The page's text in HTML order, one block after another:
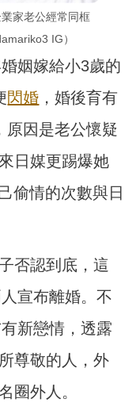
家老公經常同框
IG）
姻嫁給小3歲的
閃婚 ，婚後育有
原因是老公懷疑
日媒更踢爆她
偷情的次數與日
否認到底，這
宣布離婚。不
新戀情，透露
尊敬的人，外
圈外人。